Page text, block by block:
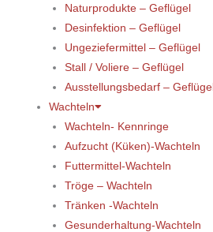
Naturprodukte – Geflügel
Desinfektion – Geflügel
Ungeziefermittel – Geflügel
Stall / Voliere – Geflügel
Ausstellungsbedarf – Geflügel
Wachteln
Wachteln- Kennringe
Aufzucht (Küken)-Wachteln
Futtermittel-Wachteln
Tröge – Wachteln
Tränken -Wachteln
Gesunderhaltung-Wachteln